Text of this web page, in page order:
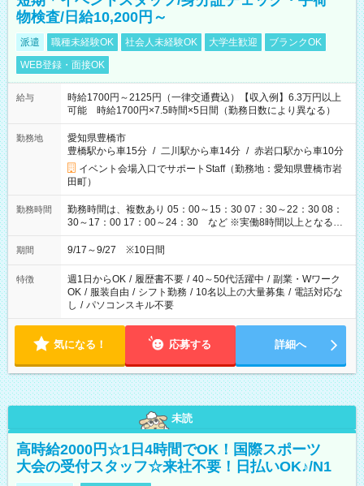
物検査/日給10,200円～
派遣 職種未経験OK 社会人未経験OK 大学生歓迎
ブランクOK
WEB登録・面接OK
給与
時給1700円～2125円（一律交通費込）【収入例】6.3万円以上
可能 時給1700円×7.5時間×5日間（勤務日数により異なる）
勤務地
愛知県豊橋市
豊橋駅から車15分 / 二川駅から車14分 / 赤岩口駅から車10分
イベント会場入口でサポートStaff（勤務地：愛知県豊橋市岩
田町）
勤務時間
勤務時間は、複数あり 05：00～15：30 07：30～22：30 08：
30～17：00 17：00～24：30 など ※実働8時間以上となる勤
務もあります。 【休憩】60分+他休憩あり 交替で取得します。
安全面に配慮しこまめな休憩があります。
期間 9/17～9/27 ※10日間
特徴 週1日からOK / 履歴書不要 / 40～50代活躍中 / 副業・Wワーク
OK / 服装自由 / シフト勤務 / 10名以上の大量募集 / 電話対応な
し / パソコンスキル不要
気になる！ 応募する 詳細へ
未読
高時給2000円☆1日4時間でOK！国際スポーツ
大会の受付スタッフ☆来社不要！日払いOK♪/N1